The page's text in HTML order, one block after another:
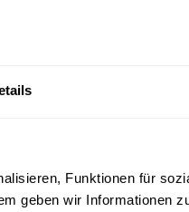
Funktionen für
geben wir Informationen